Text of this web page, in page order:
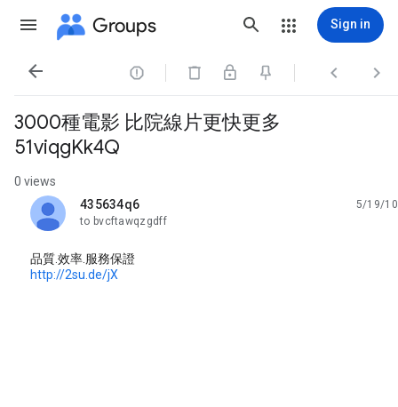
Groups Sign in
   
3000種電影 比院線片更快更多
51viqgKk4Q
0 views
435634q6
unread,
5/19/10
to bvcftawqzgdff
品質.效率.服務保證
http://2su.de/jX